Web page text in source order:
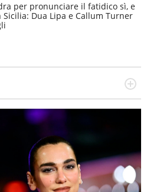
per pronunciare il fatidico sì, e
Dua Lipa e Callum Turner
di belle storie e di
ne ha memoria. Curiosa per
informata su ciò che accade